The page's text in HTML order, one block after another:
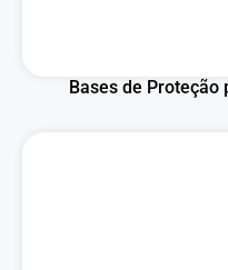
Bases de